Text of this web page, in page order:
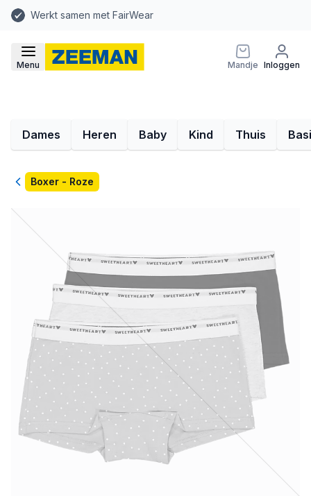
Werkt samen met FairWear
Menu Mandje Inloggen
Dames Heren Baby Kind Thuis
TerugBoxer - Roze